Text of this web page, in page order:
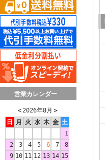
営業カレンダー
＜ 2026年8月 ＞
日
月 火 水 木 金 土
1
2
3 4 5 6 7
8
9 10 11 12 13 14 15